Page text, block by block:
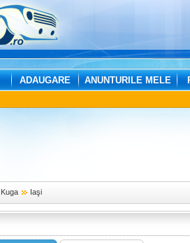
ADAUGARE ANUNTURILE MELE
Kuga Iaşi